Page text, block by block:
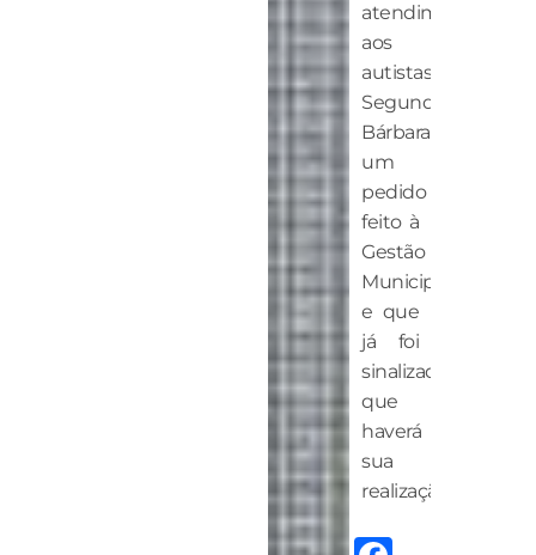
atendimento
aos
autistas.
Segundo
Bárbara,
um
pedido
feito à
Gestão
Municipal
e que
já foi
sinalizado
que
haverá
sua
realização.